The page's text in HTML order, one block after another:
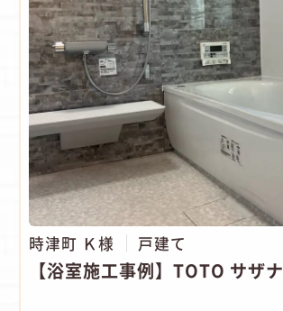
時津町 Ｋ様 戸建て
【浴室施工事例】TOTO サザナ